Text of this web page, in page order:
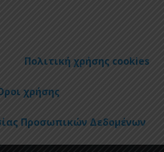
Πολιτική χρήσης cookies
χρήσης
Προσωπικών Δεδομένων